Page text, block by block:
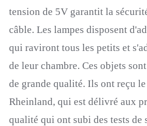
tension de 5V garantit la
câble. Les lampes disposent
qui raviront tous les petits et
de leur chambre. Ces objets
de grande qualité. Ils ont reçu
Rheinland, qui est délivré aux
qualité qui ont subi des tests de